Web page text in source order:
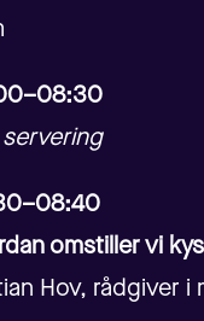
omstiller vi
Hov, rådgiver i